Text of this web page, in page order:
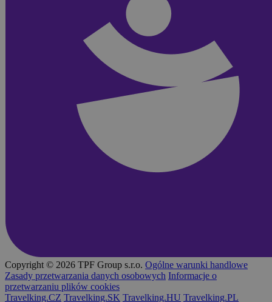
Copyright © 2026 TPF Group s.r.o. Ogólne warunki handlowe
Zasady przetwarzania danych osobowych Informacje o
przetwarzaniu plików cookies
Travelking.CZ Travelking.SK Travelking.HU Travelking.PL